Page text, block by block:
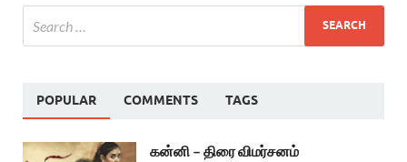
POPULAR COMMENTS TAGS
கன்னி – திரை விமர்சனம்